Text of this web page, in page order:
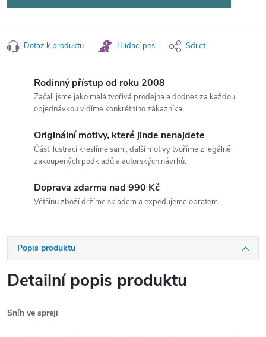
Dotaz k produktu Hlídací pes Sdílet
Rodinný přístup od roku 2008
Začali jsme jako malá tvořivá prodejna a dodnes za každou
objednávkou vidíme konkrétního zákazníka.
Originální motivy, které jinde nenajdete
Část ilustrací kreslíme sami, další motivy tvoříme z legálně
zakoupených podkladů a autorských návrhů.
Doprava zdarma nad 990 Kč
Většinu zboží držíme skladem a expedujeme obratem.
Popis produktu
Detailní popis produktu
Sníh ve spreji